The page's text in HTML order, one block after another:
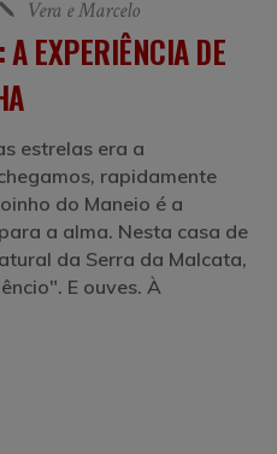
Vera e Marcelo
EXPERIÊNCIA DE
estrelas era a
rapidamente
do Maneio é a
a alma. Nesta casa de
da Serra da Malcata,
E ouves. À